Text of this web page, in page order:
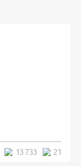
21
13 733